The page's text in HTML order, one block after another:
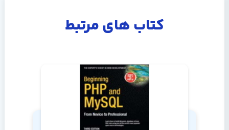
کتاب های مرتبط